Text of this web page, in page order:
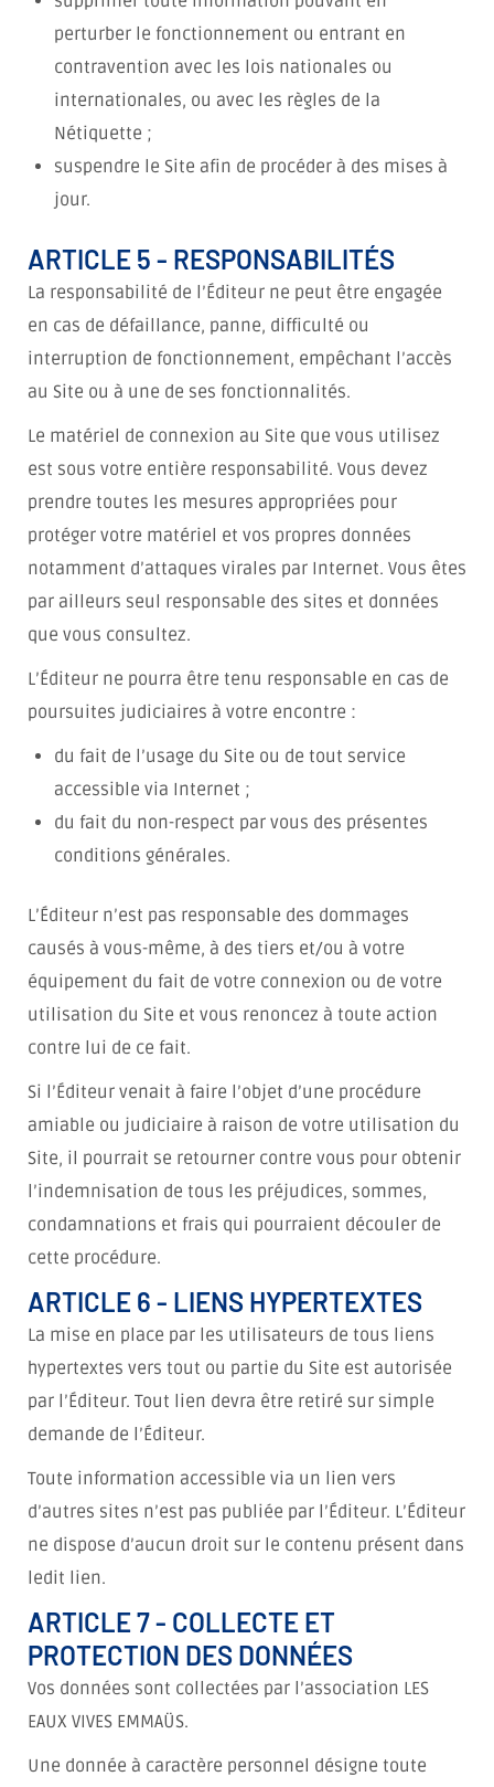
perturber le fonctionnement ou entrant en
contravention avec les lois nationales ou
internationales, ou avec les règles de la
Nétiquette ;
suspendre le Site afin de procéder à des mises à
jour.
ARTICLE 5 - RESPONSABILITÉS
La responsabilité de l’Éditeur ne peut être engagée
en cas de défaillance, panne, difficulté ou
interruption de fonctionnement, empêchant l’accès
au Site ou à une de ses fonctionnalités.
Le matériel de connexion au Site que vous utilisez
est sous votre entière responsabilité. Vous devez
prendre toutes les mesures appropriées pour
protéger votre matériel et vos propres données
notamment d’attaques virales par Internet. Vous êtes
par ailleurs seul responsable des sites et données
que vous consultez.
L’Éditeur ne pourra être tenu responsable en cas de
poursuites judiciaires à votre encontre :
du fait de l’usage du Site ou de tout service
accessible via Internet ;
du fait du non-respect par vous des présentes
conditions générales.
L’Éditeur n’est pas responsable des dommages
causés à vous-même, à des tiers et/ou à votre
équipement du fait de votre connexion ou de votre
utilisation du Site et vous renoncez à toute action
contre lui de ce fait.
Si l’Éditeur venait à faire l’objet d’une procédure
amiable ou judiciaire à raison de votre utilisation du
Site, il pourrait se retourner contre vous pour obtenir
l’indemnisation de tous les préjudices, sommes,
condamnations et frais qui pourraient découler de
cette procédure.
ARTICLE 6 - LIENS HYPERTEXTES
La mise en place par les utilisateurs de tous liens
hypertextes vers tout ou partie du Site est autorisée
par l’Éditeur. Tout lien devra être retiré sur simple
demande de l’Éditeur.
Toute information accessible via un lien vers
d’autres sites n’est pas publiée par l’Éditeur. L’Éditeur
ne dispose d’aucun droit sur le contenu présent dans
ledit lien.
ARTICLE 7 - COLLECTE ET
PROTECTION DES DONNÉES
Vos données sont collectées par l’association LES
EAUX VIVES EMMAÜS.
Une donnée à caractère personnel désigne toute